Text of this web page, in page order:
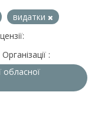
видатки
Організації :
обласної